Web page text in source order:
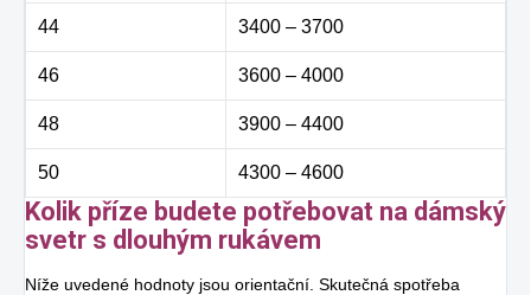
Kolik příze budete potřebovat na dámský
svetr s dlouhým rukávem
Níže uvedené hodnoty jsou orientační. Skutečná spotřeba
44 3400 – 3700
46 3600 – 4000
48 3900 – 4400
50 4300 – 4600